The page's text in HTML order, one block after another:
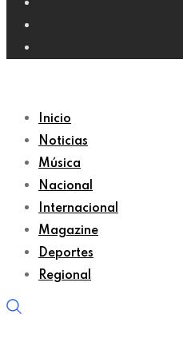
Inicio
Noticias
Música
Nacional
Internacional
Magazine
Deportes
Regional